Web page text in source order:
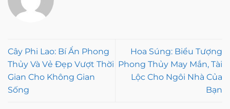
Cây Phi Lao: Bí Ẩn Phong
Thủy Và Vẻ Đẹp Vượt Thời
Gian Cho Không Gian
Sống
Hoa Súng: Biểu Tượng
Phong Thủy May Mắn, Tài
Lộc Cho Ngôi Nhà Của
Bạn